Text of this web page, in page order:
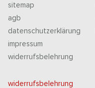
sitemap
agb
datenschutzerklärung
impressum
widerrufsbelehrung
widerrufsbelehrung